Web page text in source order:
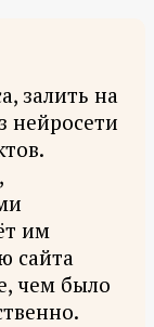
залить на
нейросети
им
сайта
чем было